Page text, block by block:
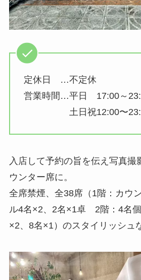
定休日 …不定休
営業時間…平日 17:00～
土日祝12:00〜
入店して予約の旨を伝え写真撮
ウンター席に。
全席禁煙、全38席（1階：カウ
ル4名×2、2名×1卓 2階：4名
×2、8名×1）のスタイリッシュ